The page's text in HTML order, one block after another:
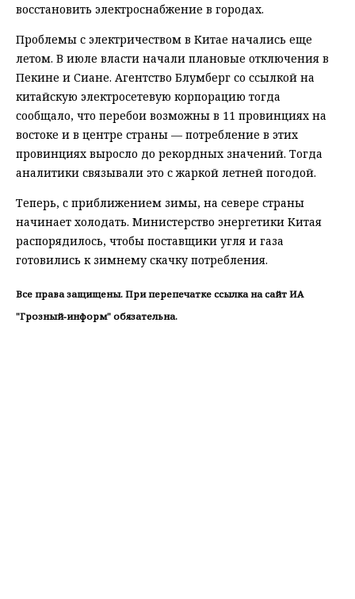
восстановить электроснабжение в городах.
Проблемы с электричеством в Китае начались еще
летом. В июле власти начали плановые отключения в
Пекине и Сиане. Агентство Блумберг со ссылкой на
китайскую электросетевую корпорацию тогда
сообщало, что перебои возможны в 11 провинциях на
востоке и в центре страны — потребление в этих
провинциях выросло до рекордных значений. Тогда
аналитики связывали это с жаркой летней погодой.
Теперь, с приближением зимы, на севере страны
начинает холодать. Министерство энергетики Китая
распорядилось, чтобы поставщики угля и газа
готовились к зимнему скачку потребления.
Все права защищены. При перепечатке ссылка на сайт ИА
"Грозный-информ" обязательна.